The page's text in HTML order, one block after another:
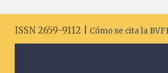
ISSN 2659-9112 | Cómo se cita la